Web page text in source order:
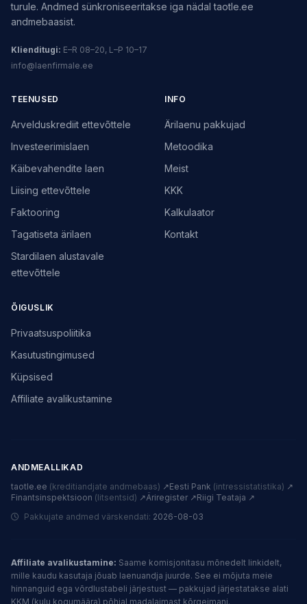
turule. Andmed sünkroniseeritakse iga nädal taotle.ee
andmebaasist.
Klienditugi: E–R 08–20, L–P 10–17
info@laenfirmale.ee
TEENUSED
Arvelduskrediit ettevõttele
Investeerimislaen
Käibevahendite laen
Liising ettevõttele
Faktooring
Tagatiseta ärilaen
Stardilaen alustavale
ettevõttele
INFO
Ärilaenu pakkujad
Metoodika
Meist
KKK
Kalkulaator
Kontakt
ÕIGUSLIK
Privaatsuspoliitika
Kasutustingimused
Küpsised
Affiliate avalikustamine
ANDMEALLIKAD
taotle.ee (kreditiandjate andmebaas) ↗Eesti Pank (intressistatistika) ↗
Finantsinspektsioon (litsentsid) ↗Äriregister ↗Riigi Teataja ↗
Pakkujate andmed värskendati: 2026-08-03
Affiliate avalikustamine: Saame komisjonitasu mõnedelt linkidelt,
mille kaudu kasutaja jõuab laenuandja juurde. See ei mõjuta meie
hinnanguid ega võrdlustabeli järjestust — pakkujad järjestatakse alati
KKM (kulu kogumäära) põhjal madalaimast kõrgeimani.